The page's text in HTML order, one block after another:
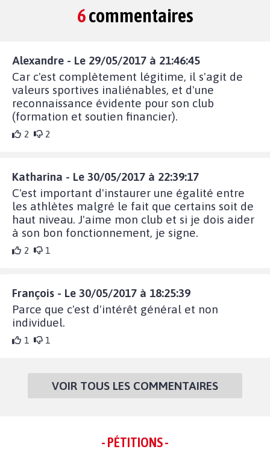
6commentaires
Alexandre - Le 29/05/2017 à 21:46:45
Car c'est complètement légitime, il s'agit de
valeurs sportives inaliénables, et d'une
reconnaissance évidente pour son club
(formation et soutien financier).
2 2
Katharina - Le 30/05/2017 à 22:39:17
C'est important d'instaurer une égalité entre
les athlètes malgré le fait que certains soit de
haut niveau. J'aime mon club et si je dois aider
à son bon fonctionnement, je signe.
2 1
François - Le 30/05/2017 à 18:25:39
Parce que c'est d'intérêt général et non
individuel.
1 1
VOIR TOUS LES COMMENTAIRES
- PÉTITIONS -